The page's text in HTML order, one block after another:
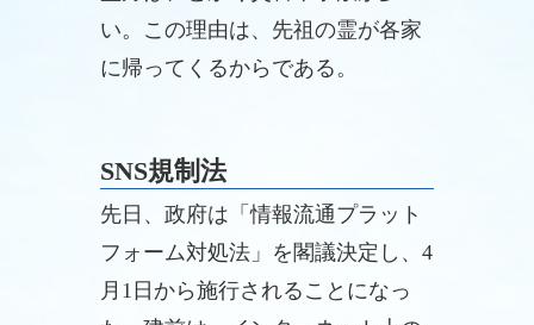
い。この理由は、先祖の霊が各家
に帰ってくるからである。
SNS規制法
先日、政府は「情報流通プラット
フォーム対処法」を閣議決定し、4
月1日から施行されることになっ